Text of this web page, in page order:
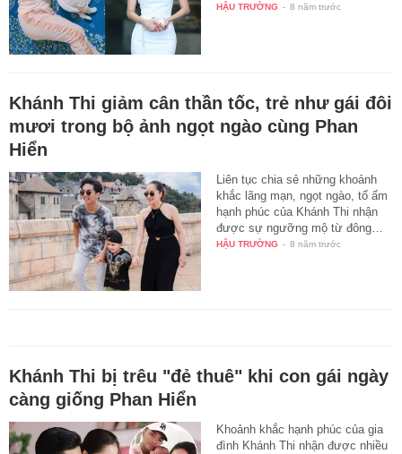
HẬU TRƯỜNG - 8 năm trước
Khánh Thi giảm cân thần tốc, trẻ như gái đôi
mươi trong bộ ảnh ngọt ngào cùng Phan
Hiển
Liên tục chia sẻ những khoảnh
khắc lãng mạn, ngọt ngào, tổ ấm
hạnh phúc của Khánh Thi nhận
được sự ngưỡng mộ từ đông…
HẬU TRƯỜNG - 8 năm trước
Khánh Thi bị trêu "đẻ thuê" khi con gái ngày
càng giống Phan Hiển
Khoảnh khắc hạnh phúc của gia
đình Khánh Thi nhận được nhiều